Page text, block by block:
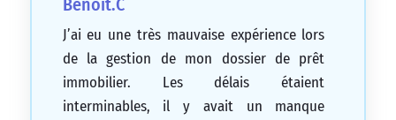
Benoît.C
J’ai eu une très mauvaise expérience lors
de la gestion de mon dossier de prêt
immobilier. Les délais étaient
interminables, il y avait un manque